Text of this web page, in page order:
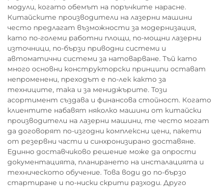
модули, когато обемът на поръчките нарасне.
Китайските производители на лазерни машини
често предлагат възможности за модернизация,
като по-големи работни площи, по-мощни лазерни
източници, по-бързи приводни системи и
автоматични системи за натоварване. Тъй като
много основни конструкторски принципи остават
непроменени, преходът е по-лек както за
техниците, така и за мениджърите. Този
асортимент създава и финансова стойност. Когато
клиентите набавят няколко машини от китайски
производители на лазерни машини, те често могат
да договорят по-изгодни комплексни цени, пакети
от резервни части и синхронизирано доставяне.
Единно доставчиково решение може да опрости
документацията, планирането на инсталацията и
техническото обучение. Това води до по-бързо
стартиране и по-ниски скрити разходи. Друго